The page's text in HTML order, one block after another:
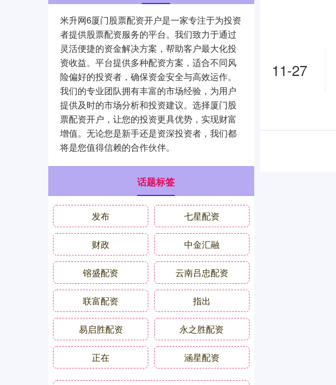
11-27
米升网6厦门股票配资开户是一家专注于为投资
者提供股票配资服务的平台。我们致力于通过
灵活便捷的资金解决方案，帮助客户最大化投
资收益。平台提供多种配资方案，适合不同风
险偏好的投资者，确保资金安全与高效运作。
我们的专业团队拥有丰富的市场经验，为用户
提供及时的市场分析和投资建议。选择厦门股
票配资开户，让您的投资更具优势，实现财富
增值。无论您是新手还是资深投资者，我们都
将是您值得信赖的合作伙伴。
话题标签
发布 七星配资
财政 中金汇融
镕盛配资 云南吕忠配资
联富配资 指出
易启胜配资 永之胜配资
正在 涵星配资